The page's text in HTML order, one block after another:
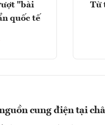
"bài
quốc tế
Từ
cung điện tại